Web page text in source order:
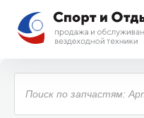
Поиск
товаров